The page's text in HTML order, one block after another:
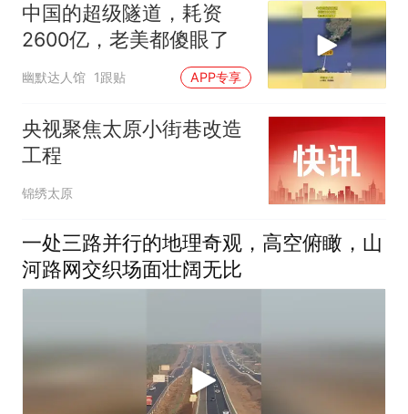
中国的超级隧道，耗资
2600亿，老美都傻眼了
幽默达人馆 1跟贴 APP专享
央视聚焦太原小街巷改造
工程
锦绣太原
一处三路并行的地理奇观，高空俯瞰，山
河路网交织场面壮阔无比